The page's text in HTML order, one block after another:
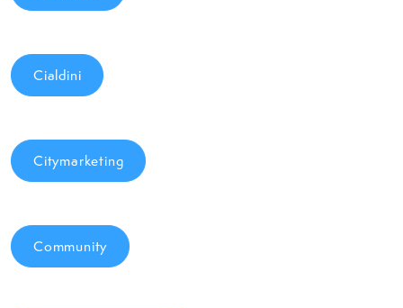
Cialdini
Citymarketing
Community